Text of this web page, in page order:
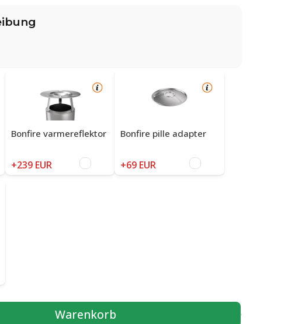
Bonfire varmereflektor
+239 EUR
Bonfire pille adapter
+69 EUR
Warenkorb